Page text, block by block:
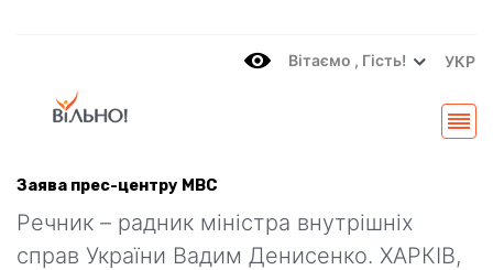
Вітаємo , Гість! УКР
Заява прес-центру МВС
Речник – радник міністра внутрішніх
справ України Вадим Денисенко. ХАРКІВ,